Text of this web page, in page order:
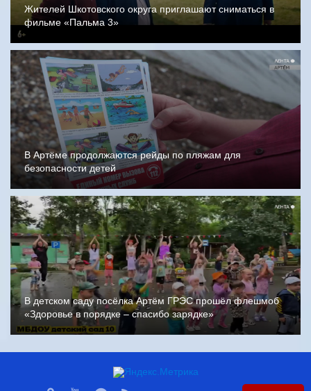
Жителей Шкотовского округа приглашают сниматься в
фильме «Пальма 3»
В Артёме продолжаются рейды по пляжам для
безопасности детей
В детском саду посёлка Артём ГРЭС прошёл флешмоб
«Здоровье в порядке – спасибо зарядке»